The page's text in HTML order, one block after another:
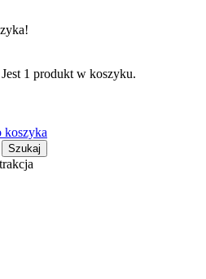
Jest 1 produkt w koszyku.
koszyka
Szukaj